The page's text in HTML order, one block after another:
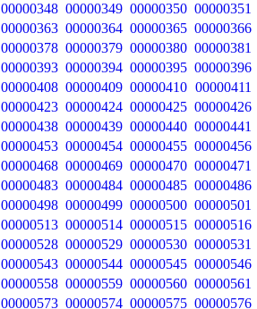
00000348 00000349 00000350 00000351
00000363 00000364 00000365 00000366
00000378 00000379 00000380 00000381
00000393 00000394 00000395 00000396
00000408 00000409 00000410 00000411
00000423 00000424 00000425 00000426
00000438 00000439 00000440 00000441
00000453 00000454 00000455 00000456
00000468 00000469 00000470 00000471
00000483 00000484 00000485 00000486
00000498 00000499 00000500 00000501
00000513 00000514 00000515 00000516
00000528 00000529 00000530 00000531
00000543 00000544 00000545 00000546
00000558 00000559 00000560 00000561
00000573 00000574 00000575 00000576